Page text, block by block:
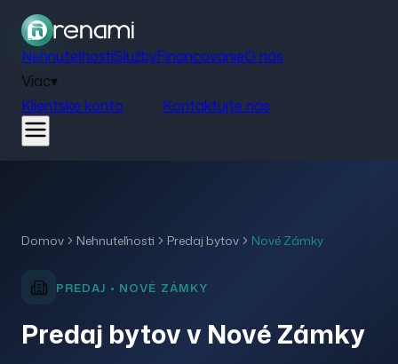
NehnuteľnostiSlužbyFinancovanieO nás
Viac▾
Klientske konto
Kontaktujte nás
Domov Nehnuteľnosti Predaj bytov Nové Zámky
PREDAJ • NOVÉ ZÁMKY
Predaj bytov v Nové Zámky